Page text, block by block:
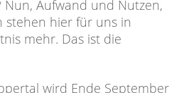
Nun, Aufwand und Nutzen,
stehen hier für uns in
mehr. Das ist die
wird Ende September